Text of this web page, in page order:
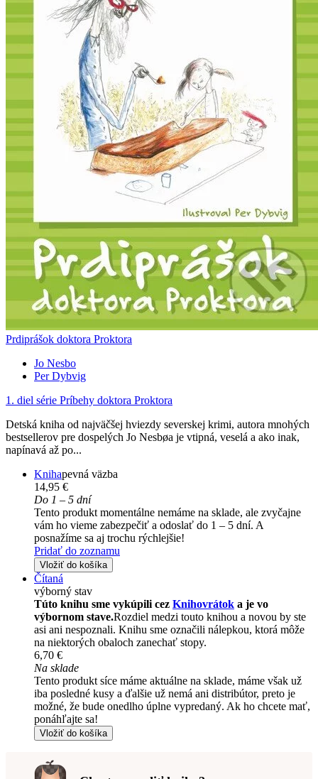
Prdiprášok doktora Proktora
Jo Nesbo
Per Dybvig
1. diel série Príbehy doktora Proktora
Detská kniha od najväčšej hviezdy severskej krimi, autora mnohých
bestsellerov pre dospelých Jo Nesbøa je vtipná, veselá a ako inak,
napínavá až po...
Knihapevná väzba
14,95 €
Do 1 – 5 dní
Tento produkt momentálne nemáme na sklade, ale zvyčajne
vám ho vieme zabezpečiť a odoslať do 1 – 5 dní. A
posnažíme sa aj trochu rýchlejšie!
Pridať do zoznamu
Vložiť do košíka
Čítaná
výborný stav
Túto knihu sme vykúpili cez Knihovrátok a je vo
výbornom stave.Rozdiel medzi touto knihou a novou by ste
asi ani nespoznali. Knihu sme označili nálepkou, ktorá môže
na niektorých obaloch zanechať stopy.
6,70 €
Na sklade
Tento produkt síce máme aktuálne na sklade, máme však už
iba posledné kusy a ďalšie už nemá ani distribútor, preto je
možné, že bude onedlho úplne vypredaný. Ak ho chcete mať,
ponáhľajte sa!
Vložiť do košíka